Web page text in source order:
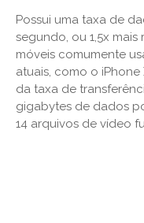
Possui uma taxa de
segundo, ou 1,5x mais
móveis comumente
atuais, como o
da taxa de
gigabytes de dados
14 arquivos de vídeo